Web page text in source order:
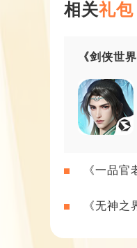
相关礼包
《剑侠世
《一品官
《无神之